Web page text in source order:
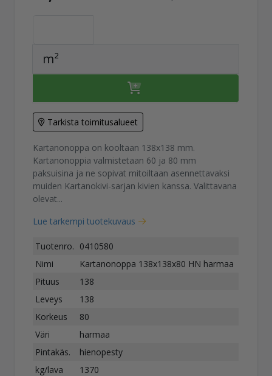
m²
Tarkista toimitusalueet
Kartanonoppa on kooltaan 138x138 mm.
Kartanonoppia valmistetaan 60 ja 80 mm
paksuisina ja ne sopivat mitoiltaan asennettavaksi
muiden Kartanokivi-sarjan kivien kanssa. Valittavana
olevat...
Lue tarkempi tuotekuvaus
Tuotenro. 0410580
Nimi
Kartanonoppa 138x138x80 HN harmaa
Pituus
138
Leveys
138
Korkeus
80
Väri
harmaa
Pintakäs.
hienopesty
kg/lava
1370